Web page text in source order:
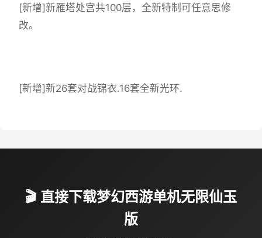
[新增]新雁塔处宫共100层，全新特制可任意思修
改。
[新增]新26套对战锦衣.16套全新光环.
🎬 直接下载梦幻西游单机无限仙玉
版